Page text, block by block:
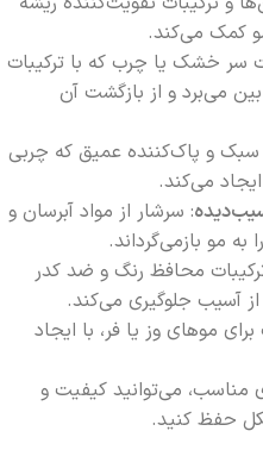
کمک می‌کند.
سر خشک یا چرب که با ترکیبات
بین می‌برد و از بازگشت آن
سبک و پاک‌کننده عمیق که چربی
می‌کند.
: سرشار از مواد آبرسان و
مو بازمی‌گرداند.
محافظ رنگ و ضد کدر
آسیب جلوگیری می‌کند.
موهای وز یا فر، با ایجاد
مناسب، می‌توانید کیفیت و
حفظ کنید.